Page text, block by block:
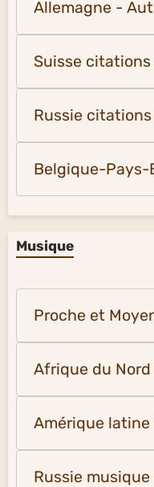
Allemagne -
Suisse citations
Russie citations
Belgique-
Musique
Proche et
Afrique du
Amérique latine
Russie musique